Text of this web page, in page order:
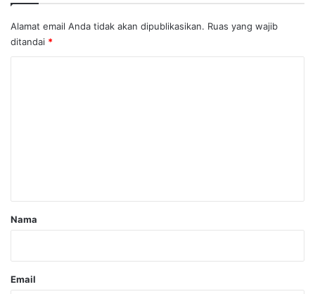
Alamat email Anda tidak akan dipublikasikan. Ruas yang wajib
ditandai *
rNama
Email